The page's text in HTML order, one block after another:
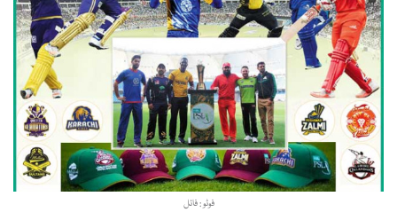
فوٹو : فائل